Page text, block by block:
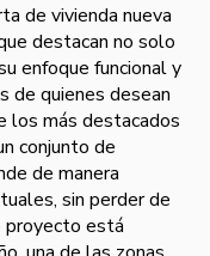
de vivienda nueva
destacan no solo
enfoque funcional y
de quienes desean
los más destacados
conjunto de
de manera
sin perder de
proyecto está